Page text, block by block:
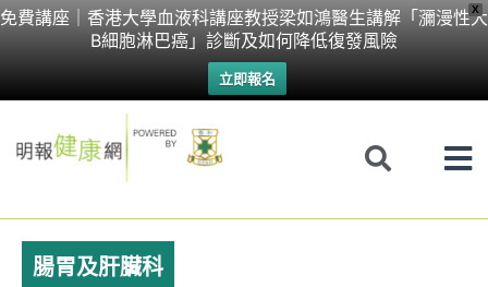
X
免費講座｜香港大學血液科講座教授梁如鴻醫生講解「瀰漫性大
B細胞淋巴癌」診斷及如何降低復發風險
立即報名
Skip
腸胃及肝臟科